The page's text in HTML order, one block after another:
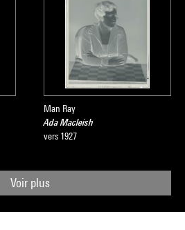
Man Ray
Ada Macleish
vers 1927
Voir plus